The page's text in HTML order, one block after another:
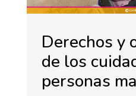
Derechos y
de los
personas